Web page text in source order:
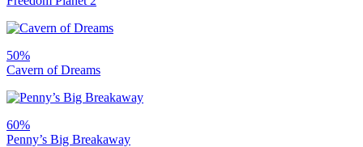
50%
Cavern of Dreams
60%
Penny’s Big Breakaway